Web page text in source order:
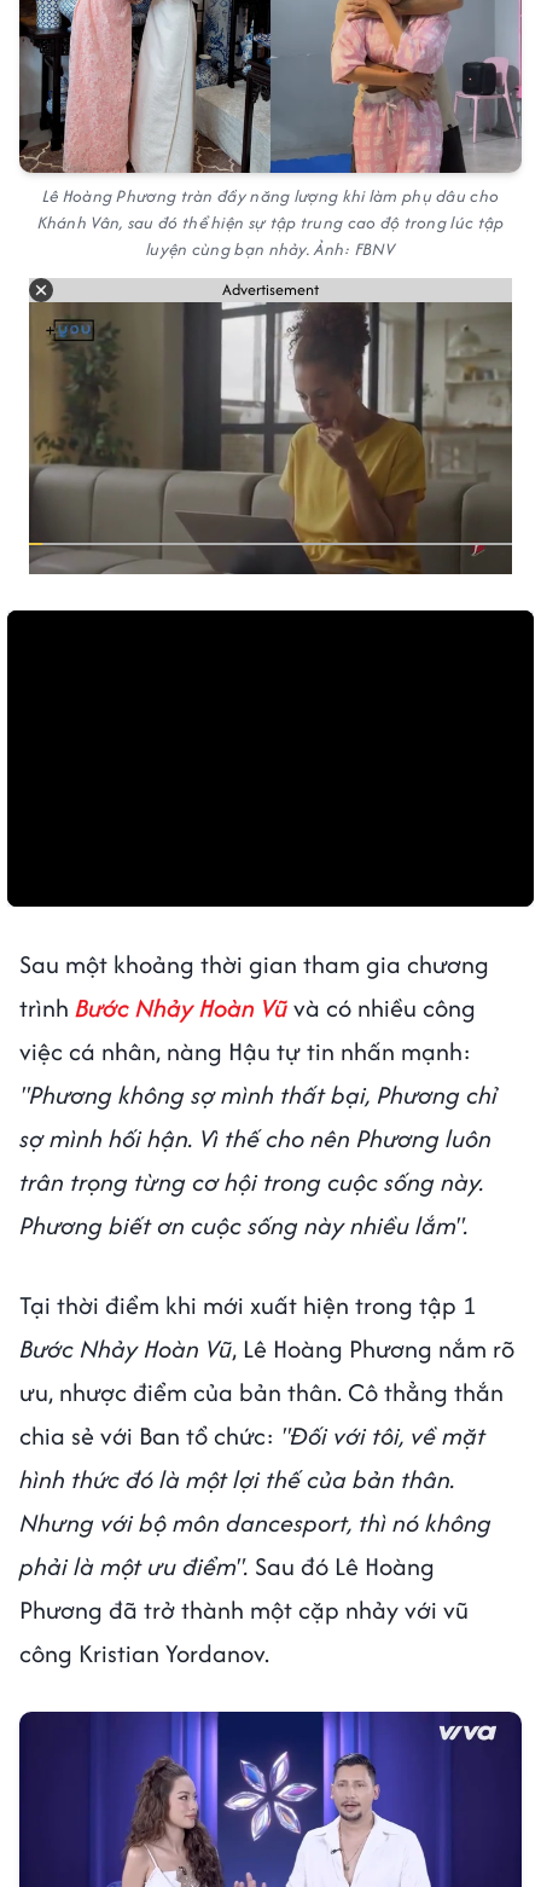
Lê Hoàng Phương tràn đầy năng lượng khi làm phụ dâu cho
Khánh Vân, sau đó thể hiện sự tập trung cao độ trong lúc tập
luyện cùng bạn nhảy. Ảnh: FBNV
Advertisement
Sau một khoảng thời gian tham gia chương
trình Bước Nhảy Hoàn Vũvà có nhiều công
việc cá nhân, nàng Hậu tự tin nhấn mạnh:
"Phương không sợ mình thất bại, Phương chỉ
sợ mình hối hận. Vì thế cho nên Phương luôn
trân trọng từng cơ hội trong cuộc sống này.
Phương biết ơn cuộc sống này nhiều lắm".
Tại thời điểm khi mới xuất hiện trong tập 1
Bước Nhảy Hoàn Vũ, Lê Hoàng Phương nắm rõ
ưu, nhược điểm của bản thân. Cô thẳng thắn
chia sẻ với Ban tổ chức: "Đối với tôi, về mặt
hình thức đó là một lợi thế của bản thân.
Nhưng với bộ môn dancesport, thì nó không
phải là một ưu điểm". Sau đó Lê Hoàng
Phương đã trở thành một cặp nhảy với vũ
công Kristian Yordanov.